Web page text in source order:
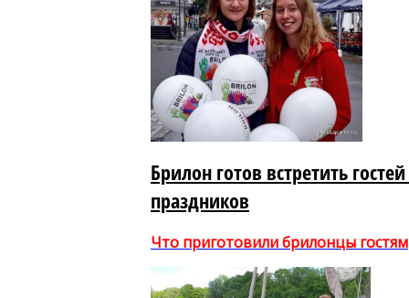
Брилон готов встретить
праздников
Что приготовили брилонцы гостям